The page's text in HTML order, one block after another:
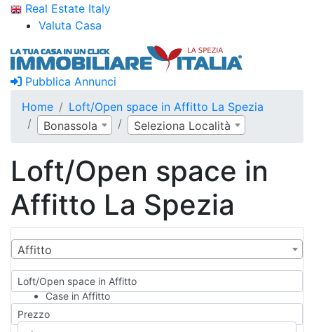
Real Estate Italy
Valuta Casa
Pubblica Annunci
Home
Loft/Open space in Affitto La Spezia
Bonassola
Seleziona Località
Loft/Open space in
Affitto La Spezia
Affitto
Loft/Open space in Affitto
Case in Affitto
Qualsiasi
Appartamento
Prezzo